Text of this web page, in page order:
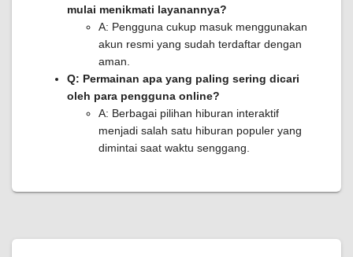
mulai menikmati layanannya?
A: Pengguna cukup masuk menggunakan
akun resmi yang sudah terdaftar dengan
aman.
Q: Permainan apa yang paling sering dicari
oleh para pengguna online?
A: Berbagai pilihan hiburan interaktif
menjadi salah satu hiburan populer yang
dimintai saat waktu senggang.